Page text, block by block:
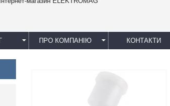
ПРО КОМПАНІЮ КОНТАКТИ